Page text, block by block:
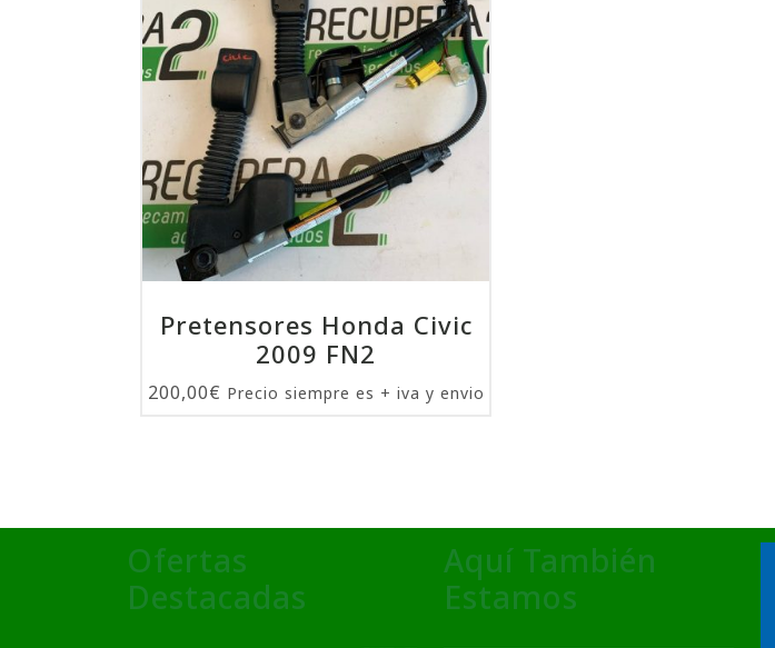
Pretensores Honda Civic
2009 FN2
200,00€ Precio siempre es + iva y envio
Ofertas
Destacadas
Aquí También
Estamos